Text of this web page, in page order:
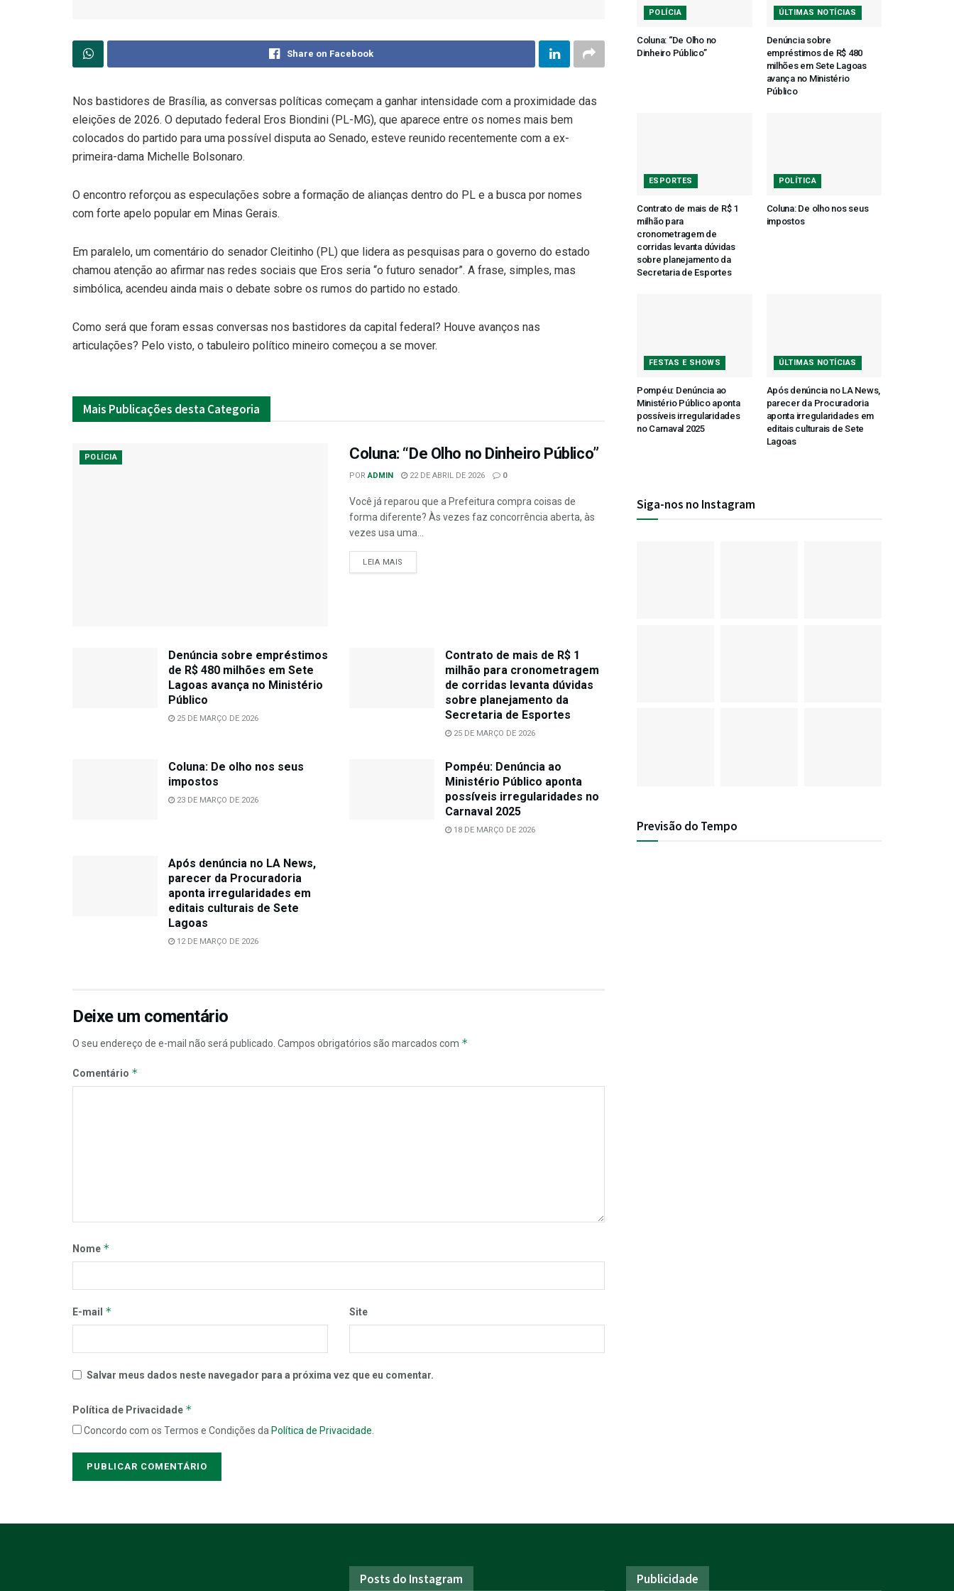
Share on Facebook
Nos bastidores de Brasília, as conversas políticas começam a ganhar intensidade com a proximidade das
eleições de 2026. O deputado federal Eros Biondini (PL-MG), que aparece entre os nomes mais bem
colocados do partido para uma possível disputa ao Senado, esteve reunido recentemente com a ex-
primeira-dama Michelle Bolsonaro.
O encontro reforçou as especulações sobre a formação de alianças dentro do PL e a busca por nomes
com forte apelo popular em Minas Gerais.
Em paralelo, um comentário do senador Cleitinho (PL) que lidera as pesquisas para o governo do estado
chamou atenção ao afirmar nas redes sociais que Eros seria “o futuro senador”. A frase, simples, mas
simbólica, acendeu ainda mais o debate sobre os rumos do partido no estado.
Como será que foram essas conversas nos bastidores da capital federal? Houve avanços nas
articulações? Pelo visto, o tabuleiro político mineiro começou a se mover.
Mais Publicações desta Categoria
POLÍCIA Coluna: “De Olho no Dinheiro Público”
POR ADMIN 22 DE ABRIL DE 2026 0
Você já reparou que a Prefeitura compra coisas de
forma diferente? Às vezes faz concorrência aberta, às
vezes usa uma...
LEIA MAIS
Denúncia sobre empréstimos
de R$ 480 milhões em Sete
Lagoas avança no Ministério
Público
25 DE MARÇO DE 2026
Contrato de mais de R$ 1
milhão para cronometragem
de corridas levanta dúvidas
sobre planejamento da
Secretaria de Esportes
25 DE MARÇO DE 2026
Coluna: De olho nos seus
impostos
23 DE MARÇO DE 2026
Pompéu: Denúncia ao
Ministério Público aponta
possíveis irregularidades no
Carnaval 2025
18 DE MARÇO DE 2026
Após denúncia no LA News,
parecer da Procuradoria
aponta irregularidades em
editais culturais de Sete
Lagoas
12 DE MARÇO DE 2026
Deixe um comentário
O seu endereço de e-mail não será publicado. Campos obrigatórios são marcados com *
Comentário *
Nome *
E-mail * Site
Salvar meus dados neste navegador para a próxima vez que eu comentar.
Política de Privacidade *
Concordo com os Termos e Condições da Política de Privacidade
POLÍCIA
Coluna: “De Olho no
Dinheiro Público”
ÚLTIMAS NOTÍCIAS
Denúncia sobre
empréstimos de R$ 480
milhões em Sete Lagoas
avança no Ministério
Público
ESPORTES
Contrato de mais de R$ 1
milhão para
cronometragem de
corridas levanta dúvidas
sobre planejamento da
Secretaria de Esportes
POLÍTICA
Coluna: De olho nos seus
impostos
FESTAS E SHOWS
Pompéu: Denúncia ao
Ministério Público aponta
possíveis irregularidades
no Carnaval 2025
ÚLTIMAS NOTÍCIAS
Após denúncia no LA News,
parecer da Procuradoria
aponta irregularidades em
editais culturais de Sete
Lagoas
Siga-nos no Instagram
Previsão do Tempo
Posts do Instagram Publicidade